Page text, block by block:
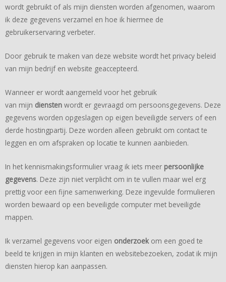
wordt gebruikt of als mijn diensten worden afgenomen, waarom
ik deze gegevens verzamel en hoe ik hiermee de
gebruikerservaring verbeter.
Door gebruik te maken van deze website wordt het privacy beleid
van mijn bedrijf en website geaccepteerd.
Wanneer er wordt aangemeld voor het gebruik
van mijn diensten wordt er gevraagd om persoonsgegevens. Deze
gegevens worden opgeslagen op eigen beveiligde servers of een
derde hostingpartij. Deze worden alleen gebruikt om contact te
leggen en om afspraken op locatie te kunnen aanbieden.
In het kennismakingsformulier vraag ik iets meer persoonlijke
gegevens. Deze zijn niet verplicht om in te vullen maar wel erg
prettig voor een fijne samenwerking. Deze ingevulde formulieren
worden bewaard op een beveiligde computer met beveiligde
mappen.
Ik verzamel gegevens voor eigen onderzoek om een goed te
beeld te krijgen in mijn klanten en websitebezoeken, zodat ik mijn
diensten hierop kan aanpassen.